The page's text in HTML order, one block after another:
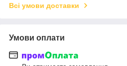
Всі умови доставки
Умови оплати